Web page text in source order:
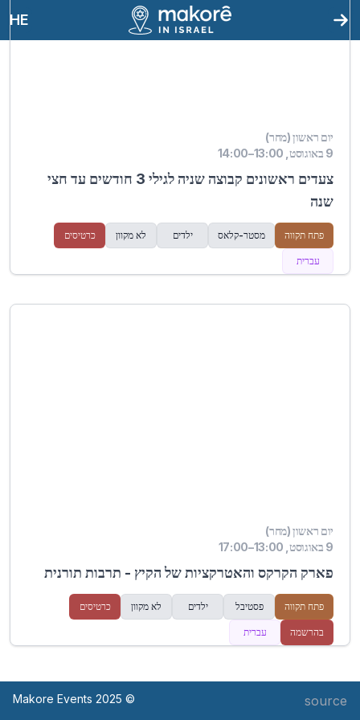
HE
יום ראשון (מחר)
9 באוגוסט, 13:00–14:00
צעדים ראשונים קבוצה שניה לגילי 3 חודשים עד חצי
שנה
פתח תקווה מסטר-קלאס ילדים לא מקוון כרטיסים
עברית
יום ראשון (מחר)
9 באוגוסט, 13:00–17:00
פארק הקרקס והאטרקציות של הקיץ - תרבות תורנית
פתח תקווה פסטיבל ילדים לא מקוון כרטיסים
בהרשמה עברית
source
© Makore Events 2025